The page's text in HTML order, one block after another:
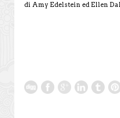
di Amy Edelstein ed Ellen